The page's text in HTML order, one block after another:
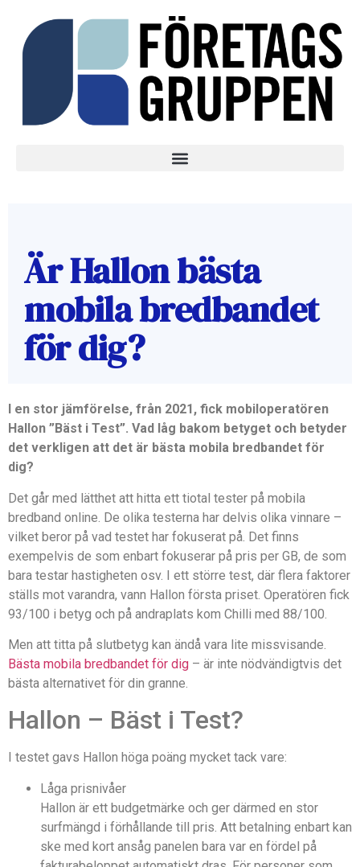
Är Hallon bästa
mobila bredbandet
för dig?
I en stor jämförelse, från 2021, fick mobiloperatören
Hallon ”Bäst i Test”. Vad låg bakom betyget och betyder
det verkligen att det är bästa mobila bredbandet för
dig?
Det går med lätthet att hitta ett tiotal tester på mobila
bredband online. De olika testerna har delvis olika vinnare –
vilket beror på vad testet har fokuserat på. Det finns
exempelvis de som enbart fokuserar på pris per GB, de som
bara testar hastigheten osv. I ett större test, där flera faktorer
ställs mot varandra, vann Hallon första priset. Operatören fick
93/100 i betyg och på andraplats kom Chilli med 88/100.
Men att titta på slutbetyg kan ändå vara lite missvisande.
Bästa mobila bredbandet för dig – är inte nödvändigtvis det
bästa alternativet för din granne.
Hallon – Bäst i Test?
I testet gavs Hallon höga poäng mycket tack vare:
Låga prisnivåer
Hallon är ett budgetmärke och ger därmed en stor
surfmängd i förhållande till pris. Att betalning enbart kan
ske med kort ansåg panelen bara var en fördel på